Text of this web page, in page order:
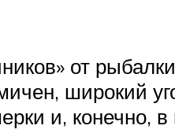
от
широкий
и, конечно,